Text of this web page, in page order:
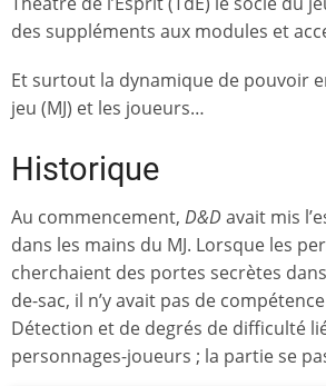
des suppléments aux modules et
Et surtout la dynamique de pouvoir
jeu (MJ) et les joueurs…
Historique
Au commencement, D&Davait mis
dans les mains du MJ. Lorsque les
cherchaient des portes secrètes
de-sac, il n’y avait pas de
Détection et de degrés de difficulté
personnages-joueurs ; la partie se